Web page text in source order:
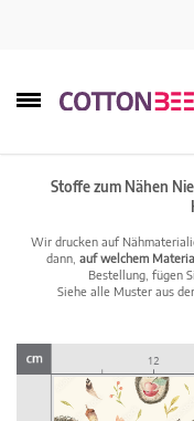
Stoffe zum Nähen
Wir drucken auf
dann, auf welchem
Bestellung, fügen
Siehe alle Muster aus